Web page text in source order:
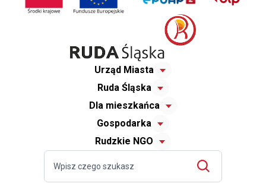
Urząd Miasta
Ruda Śląska
Dla mieszkańca
Gospodarka
Rudzkie NGO